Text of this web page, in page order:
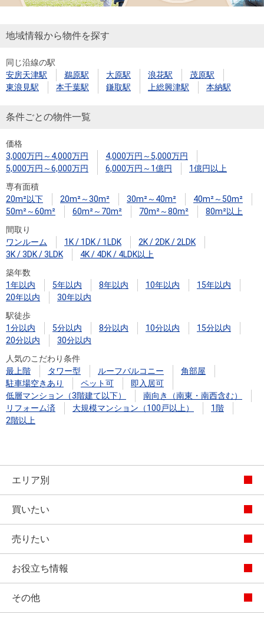
地域情報から物件を探す
同じ沿線の駅
安房天津駅
鵜原駅 大原駅 浪花駅
茂原駅
東浪見駅
本千葉駅 鎌取駅 上総興津駅 本納駅
条件ごとの物件一覧
価格
3,000万円～4,000万円
4,000万円～5,000万円
5,000万円～6,000万円
6,000万円～1億円
1億円以上
専有面積
20m²以下
20m²～30m² 30m²～40m²
40m²～50m²
50m²～60m²
60m²～70m² 70m²～80m²
80m²以上
間取り
ワンルーム
1K / 1DK / 1LDK
2K / 2DK / 2LDK
3K / 3DK / 3LDK
4K / 4DK / 4LDK以上
築年数
1年以内
5年以内 8年以内 10年以内
15年以内
20年以内
30年以内
駅徒歩
1分以内
5分以内 8分以内 10分以内
15分以内
20分以内
30分以内
人気のこだわり条件
最上階
タワー型 ルーフバルコニー
角部屋
駐車場空きあり
ペット可
即入居可
低層マンション（3階建て以下）
南向き（南東・南西含む）
リフォーム済
大規模マンション（100戸以上）
1階
2階以上
エリア別
買いたい
売りたい
お役立ち情報
その他